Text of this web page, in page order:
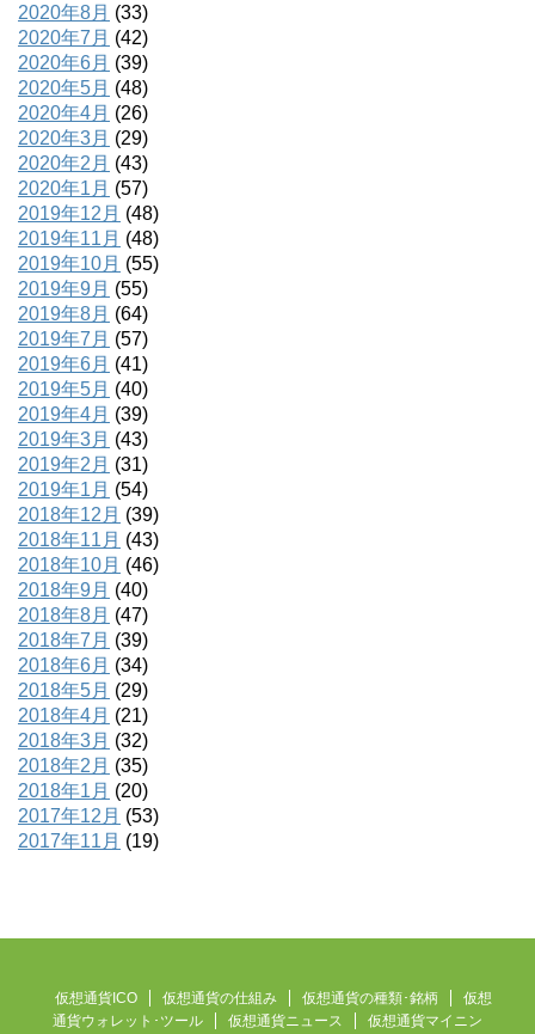
2020年8月 (33)
2020年7月 (42)
2020年6月 (39)
2020年5月 (48)
2020年4月 (26)
2020年3月 (29)
2020年2月 (43)
2020年1月 (57)
2019年12月 (48)
2019年11月 (48)
2019年10月 (55)
2019年9月 (55)
2019年8月 (64)
2019年7月 (57)
2019年6月 (41)
2019年5月 (40)
2019年4月 (39)
2019年3月 (43)
2019年2月 (31)
2019年1月 (54)
2018年12月 (39)
2018年11月 (43)
2018年10月 (46)
2018年9月 (40)
2018年8月 (47)
2018年7月 (39)
2018年6月 (34)
2018年5月 (29)
2018年4月 (21)
2018年3月 (32)
2018年2月 (35)
2018年1月 (20)
2017年12月 (53)
2017年11月 (19)
仮想通貨ICO 仮想通貨の仕組み 仮想通貨の種類･銘柄
仮想
通貨ウォレット･ツール
仮想通貨ニュース 仮想通貨マイニン